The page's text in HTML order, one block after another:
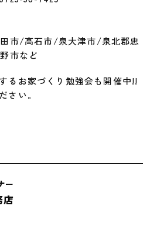
市/高石市/泉大津市/泉北郡忠
市など
るお家づくり勉強会も開催中!!
さい。
ー